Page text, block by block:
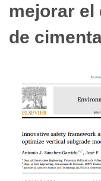
mejorar el
de